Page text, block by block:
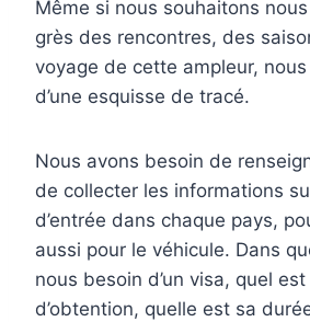
Même si nous souhaitons
grès des rencontres, des
voyage de cette ampleur,
d’une esquisse de tracé.
Nous avons besoin de
de collecter les informations
d’entrée dans chaque pays,
aussi pour le véhicule. Dans
nous besoin d’un visa, quel
d’obtention, quelle est sa